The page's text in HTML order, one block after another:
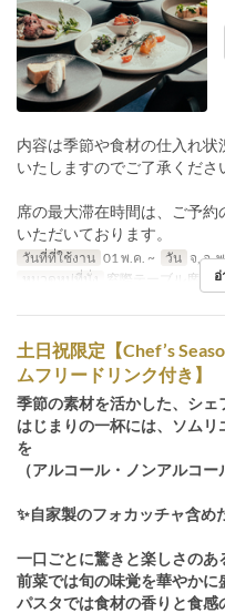
内容は季節や食材の仕入れ
いたしますのでご了承くださ
席の最大滞在時間は、ご予
いただいております。
วันที่ที่ใช้งาน 01 พ.ค. ~ วัน จ, อ,
หมวดหมู่ที่นั่ง
窓際テーブル席, メอ่
土日祝限定【Chef’s
ムフリードリンク付き】
季節の素材を活かした、シェ
はじまりの一杯には、ソム
を
（アルコール・ノンアルコ
✨自家製のフォカッチャ含め
一口ごとに驚きと楽しさのあ
前菜では旬の味覚を華やかに
パスタでは食材の香りと食感